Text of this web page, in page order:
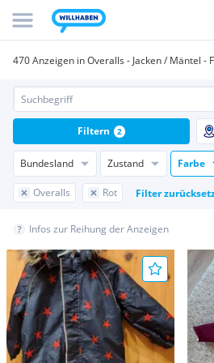
470 Anzeigen in Overalls - Jacken / Mäntel -
Bundesland Zustand Farbe
Overalls Rot Filter
Filtern 2
Infos zur Reihung der Anzeigen